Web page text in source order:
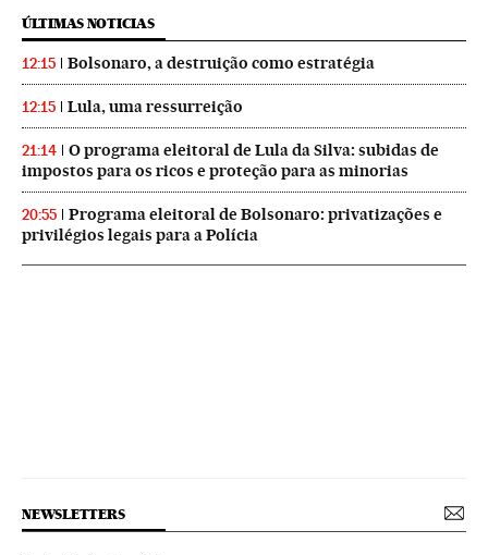
ÚLTIMAS NOTICIAS
12:15 Bolsonaro, a destruição como estratégia
12:15 Lula, uma ressurreição
21:14
O programa eleitoral de Lula da Silva: subidas de
impostos para os ricos e proteção para as minorias
20:55
Programa eleitoral de Bolsonaro: privatizações e
privilégios legais para a Polícia
NEWSLETTERS